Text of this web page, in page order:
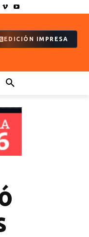
EDICIÓN IMPRESA